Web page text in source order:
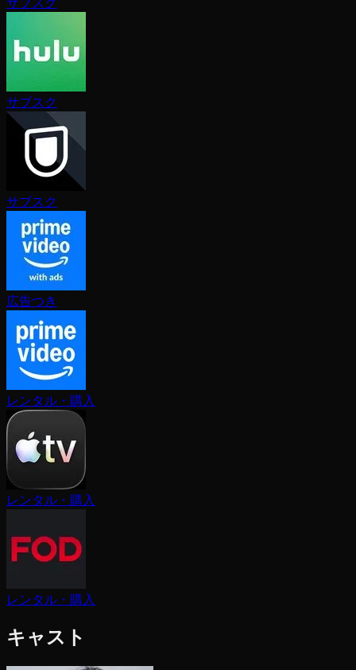
サブスク
サブスク
サブスク
広告つき
レンタル・購入
レンタル・購入
レンタル・購入
キャスト